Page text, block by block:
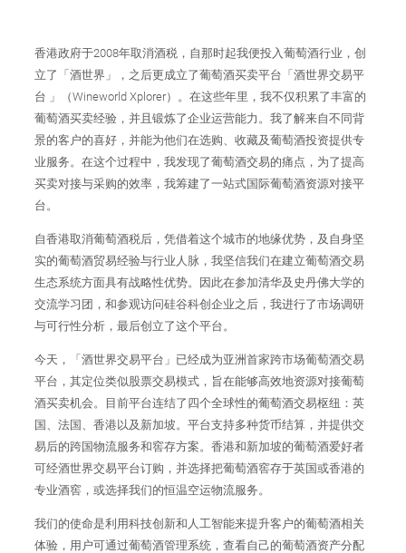
香港政府于2008年取消酒税，自那时起我便投入葡萄酒行业，创
立了「酒世界」，之后更成立了葡萄酒买卖平台「酒世界交易平
台 」（Wineworld Xplorer）。在这些年里，我不仅积累了丰富的
葡萄酒买卖经验，并且锻炼了企业运营能力。我了解来自不同背
景的客户的喜好，并能为他们在选购、收藏及葡萄酒投资提供专
业服务。在这个过程中，我发现了葡萄酒交易的痛点，为了提高
买卖对接与采购的效率，我筹建了一站式国际葡萄酒资源对接平
台。
自香港取消葡萄酒税后，凭借着这个城市的地缘优势，及自身坚
实的葡萄酒贸易经验与行业人脉，我坚信我们在建立葡萄酒交易
生态系统方面具有战略性优势。因此在参加清华及史丹佛大学的
交流学习团，和参观访问硅谷科创企业之后，我进行了市场调研
与可行性分析，最后创立了这个平台。
今天，「酒世界交易平台」已经成为亚洲首家跨市场葡萄酒交易
平台，其定位类似股票交易模式，旨在能够高效地资源对接葡萄
酒买卖机会。目前平台连结了四个全球性的葡萄酒交易枢纽：英
国、法国、香港以及新加坡。平台支持多种货币结算，并提供交
易后的跨国物流服务和窖存方案。香港和新加坡的葡萄酒爱好者
可经酒世界交易平台订购，并选择把葡萄酒窖存于英国或香港的
专业酒窖，或选择我们的恒温空运物流服务。
我们的使命是利用科技创新和人工智能来提升客户的葡萄酒相关
体验，用户可通过葡萄酒管理系统，查看自己的葡萄酒资产分配